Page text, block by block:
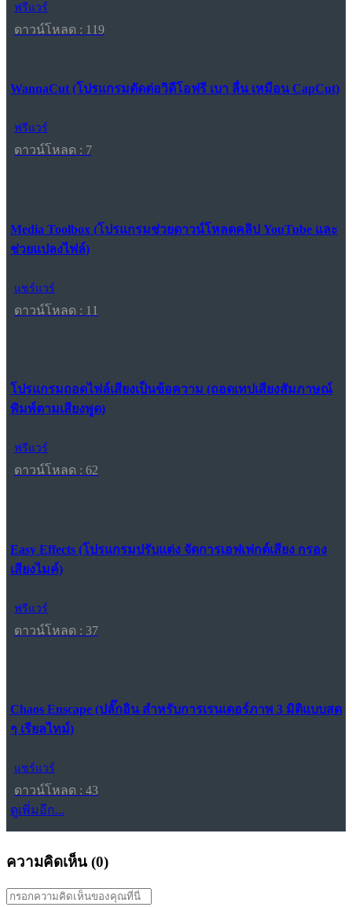
ฟรีแวร์
ดาวน์โหลด : 119
WannaCut (โปรแกรมตัดต่อวิดีโอฟรี เบา ลื่น เหมือน CapCut)
ฟรีแวร์
ดาวน์โหลด : 7
Media Toolbox (โปรแกรมช่วยดาวน์โหลดคลิป YouTube และ
ช่วยแปลงไฟล์)
แชร์แวร์
ดาวน์โหลด : 11
โปรแกรมถอดไฟล์เสียงเป็นข้อความ (ถอดเทปเสียงสัมภาษณ์
พิมพ์ตามเสียงพูด)
ฟรีแวร์
ดาวน์โหลด : 62
Easy Effects (โปรแกรมปรับแต่ง จัดการเอฟเฟกต์เสียง กรอง
เสียงไมค์)
ฟรีแวร์
ดาวน์โหลด : 37
Chaos Enscape (ปลั๊กอิน สำหรับการเรนเดอร์ภาพ 3 มิติแบบสด
ๆ เรียลไทม์)
แชร์แวร์
ดาวน์โหลด : 43
ดูเพิ่มอีก...
ความคิดเห็น (0)